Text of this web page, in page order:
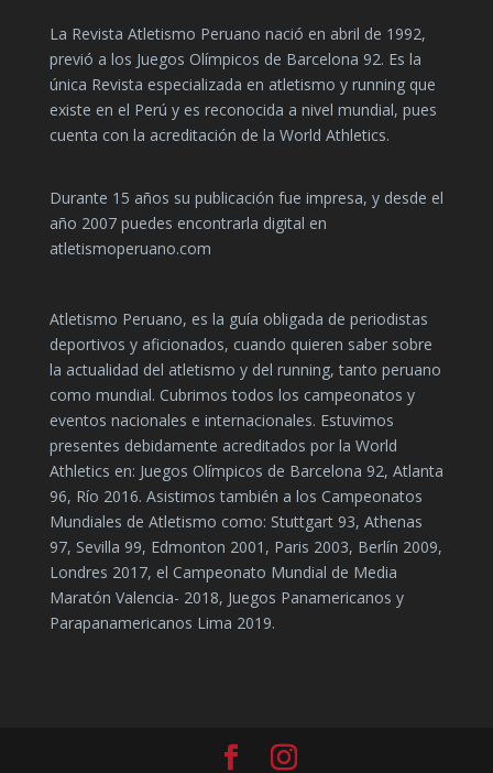
La Revista Atletismo Peruano nació en abril de 1992,
previó a los Juegos Olímpicos de Barcelona 92. Es la
única Revista especializada en atletismo y running que
existe en el Perú y es reconocida a nivel mundial, pues
cuenta con la acreditación de la World Athletics.
Durante 15 años su publicación fue impresa, y desde el
año 2007 puedes encontrarla digital en
atletismoperuano.com
Atletismo Peruano, es la guía obligada de periodistas
deportivos y aficionados, cuando quieren saber sobre
la actualidad del atletismo y del running, tanto peruano
como mundial. Cubrimos todos los campeonatos y
eventos nacionales e internacionales. Estuvimos
presentes debidamente acreditados por la World
Athletics en: Juegos Olímpicos de Barcelona 92, Atlanta
96, Río 2016. Asistimos también a los Campeonatos
Mundiales de Atletismo como: Stuttgart 93, Athenas
97, Sevilla 99, Edmonton 2001, Paris 2003, Berlín 2009,
Londres 2017, el Campeonato Mundial de Media
Maratón Valencia- 2018, Juegos Panamericanos y
Parapanamericanos Lima 2019.